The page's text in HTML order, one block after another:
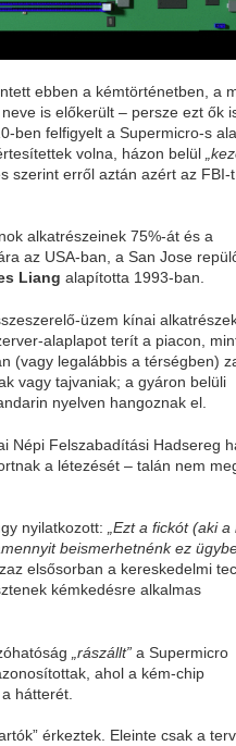
ebben a kémtörténetben, a
neve is előkerült – persze ezt ők
ben felfigyelt a Supermicro-s
volna, házon belül
szerint erről aztán azért az FBI-
alkatrészeinek 75%-át és a
az USA-ban, a San Jose
Liang alapította 1993-ban.
üzem kínai
alaplapot terít a piacon,
(vagy legalábbis a térségben)
vagy tajvaniak; a gyáron belüli
nyelven hangoznak el.
Népi Felszabadítási Hadsereg
a létezését – talán nem
nyilatkozott:
„Ezt a fickót (aki
beismerhetnénk ez
elsősorban a kereskedelmi
kémkedésre alkalmas
„rászállt” a Supermicro
ahol a kém-chip
a hátterét.
érkeztek. Eleinte csak a